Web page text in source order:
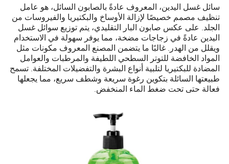
سائل غسل اليدين، المعروف عادةً بالصابون السائل، هو عامل
تنظيف مصمم خصيصًا لإزالة الأوساخ والبكتيريا والفيروسات من
الجلد. على عكس صابون البار التقليدي، يتم توزيع سوائل غسل
اليدين عادةً في زجاجات مضخة، مما يوفر سهولة في الاستخدام
ويقلل من الهدر. غالبًا ما يتضمن المصنع المعروف مكونات مثل
المواد الخافضة للتوتر السطحي اللطيفة والمرطبات والعوامل
المضادة للبكتيريا لتلبية أنواع البشرة والتفضيلات المختلفة. تسمح
طبيعتها السائلة بتكوين رغوة سريعة وشطف سريع، مما يجعلها
فعالة حتى تحت ضغط الماء المنخفض.